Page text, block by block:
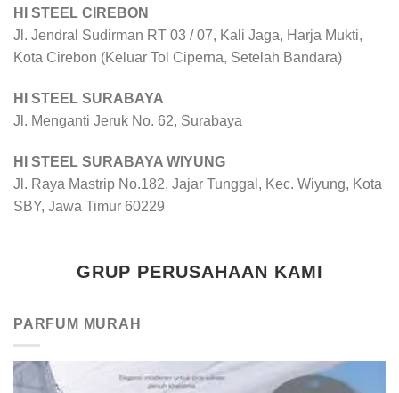
HI STEEL CIREBON
Jl. Jendral Sudirman RT 03 / 07, Kali Jaga, Harja Mukti,
Kota Cirebon (Keluar Tol Ciperna, Setelah Bandara)
HI STEEL SURABAYA
Jl. Menganti Jeruk No. 62, Surabaya
HI STEEL SURABAYA WIYUNG
Jl. Raya Mastrip No.182, Jajar Tunggal, Kec. Wiyung, Kota
SBY, Jawa Timur 60229
GRUP PERUSAHAAN KAMI
PARFUM MURAH